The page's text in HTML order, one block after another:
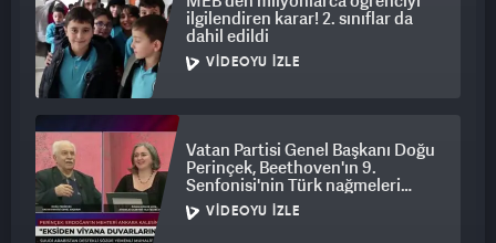
ilgilendiren karar! 2. sınıflar da
dahil edildi
VIDEOYU İZLE
Vatan Partisi Genel Başkanı Doğu
Perinçek, Beethoven'ın 9.
Senfonisi'nin Türk nağmeleri
taşığını iddia etti
VIDEOYU İZLE